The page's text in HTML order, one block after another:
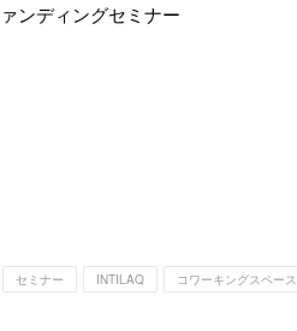
ンディングセミナー
セミナー INTILAQ コワーキングスペース